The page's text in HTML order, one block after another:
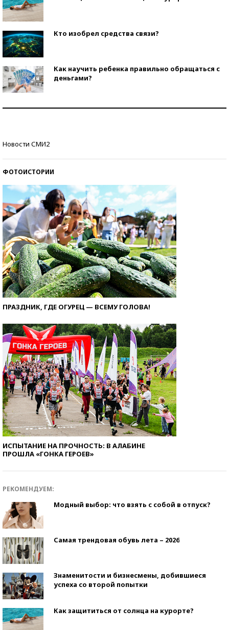
Кто изобрел средства связи?
Как научить ребенка правильно обращаться с
деньгами?
Новости СМИ2
ФОТОИСТОРИИ
ПРАЗДНИК, ГДЕ ОГУРЕЦ — ВСЕМУ ГОЛОВА!
ИСПЫТАНИЕ НА ПРОЧНОСТЬ: В АЛАБИНЕ
ПРОШЛА «ГОНКА ГЕРОЕВ»
РЕКОМЕНДУЕМ:
Модный выбор: что взять с собой в отпуск?
Самая трендовая обувь лета – 2026
Знаменитости и бизнесмены, добившиеся
успеха со второй попытки
Как защититься от солнца на курорте?